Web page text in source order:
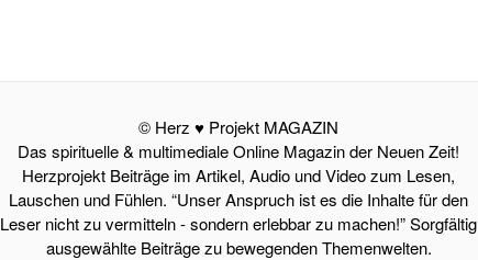
© Herz ♥ Projekt MAGAZIN
Das spirituelle & multimediale Online Magazin der Neuen Zeit!
Herzprojekt Beiträge im Artikel, Audio und Video zum Lesen,
Lauschen und Fühlen. “Unser Anspruch ist es die Inhalte für den
Leser nicht zu vermitteln - sondern erlebbar zu machen!” Sorgfältig
ausgewählte Beiträge zu bewegenden Themenwelten.